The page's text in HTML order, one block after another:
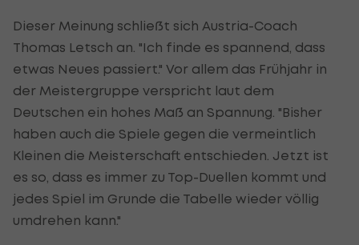
Dieser Meinung schließt sich Austria-Coach
Thomas Letsch an. "Ich finde es spannend, dass
etwas Neues passiert." Vor allem das Frühjahr in
der Meistergruppe verspricht laut dem
Deutschen ein hohes Maß an Spannung. "Bisher
haben auch die Spiele gegen die vermeintlich
Kleinen die Meisterschaft entschieden. Jetzt ist
es so, dass es immer zu Top-Duellen kommt und
jedes Spiel im Grunde die Tabelle wieder völlig
umdrehen kann."